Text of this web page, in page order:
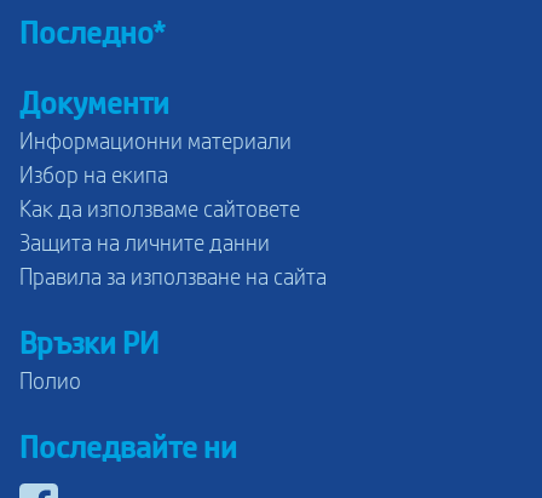
Последно*
Документи
Информационни материали
Избор на екипа
Как да използваме сайтовете
Защита на личните данни
Правила за използване на сайта
Връзки РИ
Полио
Последвайте ни